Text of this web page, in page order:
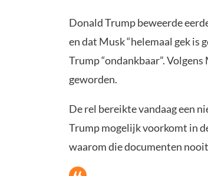
Donald Trump beweerde
en dat Musk “helemaal gek is
Trump “ondankbaar”.
geworden.
De rel bereikte vandaag een
Trump mogelijk voorkomt in
waarom die documenten